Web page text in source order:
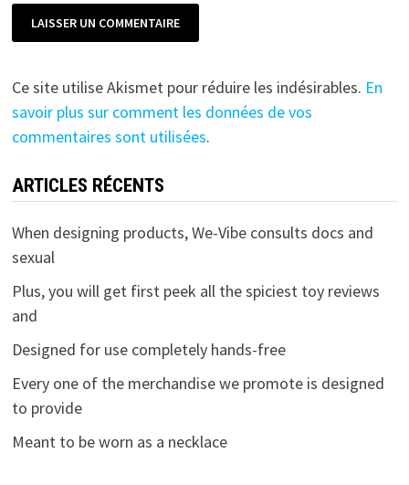
Ce site utilise Akismet pour réduire les indésirables. En
savoir plus sur comment les données de vos
commentaires sont utilisées.
ARTICLES RÉCENTS
When designing products, We-Vibe consults docs and
sexual
Plus, you will get first peek all the spiciest toy reviews
and
Designed for use completely hands-free
Every one of the merchandise we promote is designed
to provide
Meant to be worn as a necklace